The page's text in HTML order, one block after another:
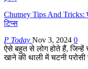
Chutney Tips And
टिप्स
P Today Nov 3, 2024 0
ऐसे बहुत से लोग होते हैं,
खाने की थाली में चटनी